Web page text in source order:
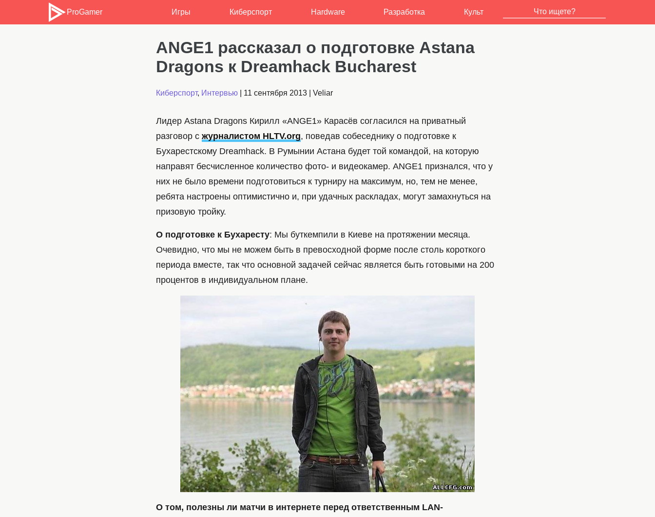
ProGamer Игры Киберспорт Hardware Разработка Культ
ANGE1 рассказал о подготовке Astana
Dragons к Dreamhack Bucharest
Киберспорт, Интервью 11 сентября 2013 Veliar
Лидер Astana Dragons Кирилл «ANGE1» Карасёв согласился на приватный
разговор с журналистом HLTV.org, поведав собеседнику о подготовке к
Бухарестскому Dreamhack. В Румынии Астана будет той командой, на которую
направят бесчисленное количество фото- и видеокамер. ANGE1 признался, что у
них не было времени подготовиться к турниру на максимум, но, тем не менее,
ребята настроены оптимистично и, при удачных раскладах, могут замахнуться на
призовую тройку.
О подготовке к Бухаресту: Мы буткемпили в Киеве на протяжении месяца.
Очевидно, что мы не можем быть в превосходной форме после столь короткого
периода вместе, так что основной задачей сейчас является быть готовыми на 200
процентов в индивидуальном плане.
О том, полезны ли матчи в интернете перед ответственным LAN-